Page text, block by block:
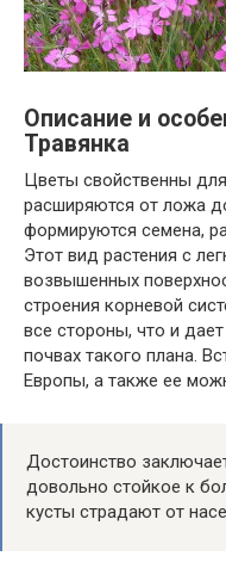
Описание и
Травянка
Цветы свойственны
расширяются от ложа
формируются семена,
Этот вид растения с
возвышенных
строения корневой
все стороны, что и
почвах такого плана.
Европы, а также ее
Достоинство
довольно стойкое к
кусты страдают от